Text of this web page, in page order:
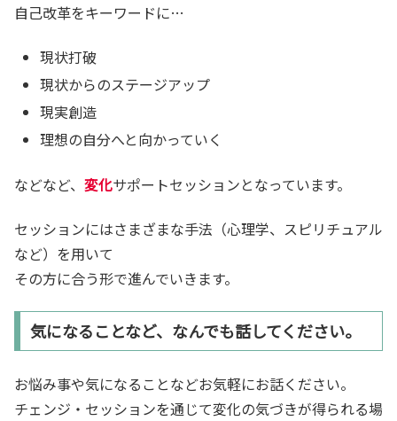
自己改革をキーワードに…
現状打破
現状からのステージアップ
現実創造
理想の自分へと向かっていく
などなど、 変化サポートセッションとなっています。
セッションにはさまざまな手法（心理学、スピリチュアル
など）を用いて
その方に合う形で進んでいきます。
気になることなど、なんでも話してください。
お悩み事や気になることなどお気軽にお話ください。
チェンジ・セッションを通じて変化の気づきが得られる場